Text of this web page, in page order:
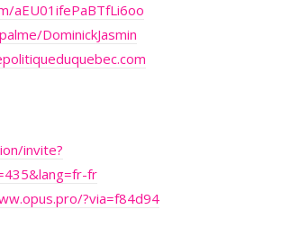
aEU01ifePaBTfLi6oo
DominickJasmin
invite?
fr
?via=f84d94